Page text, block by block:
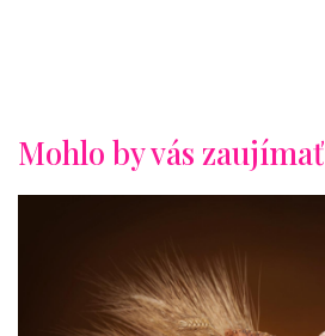
Mohlo by vás zaujímať